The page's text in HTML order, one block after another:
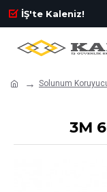
İŞ'te Kaleniz!
Solunum
3M